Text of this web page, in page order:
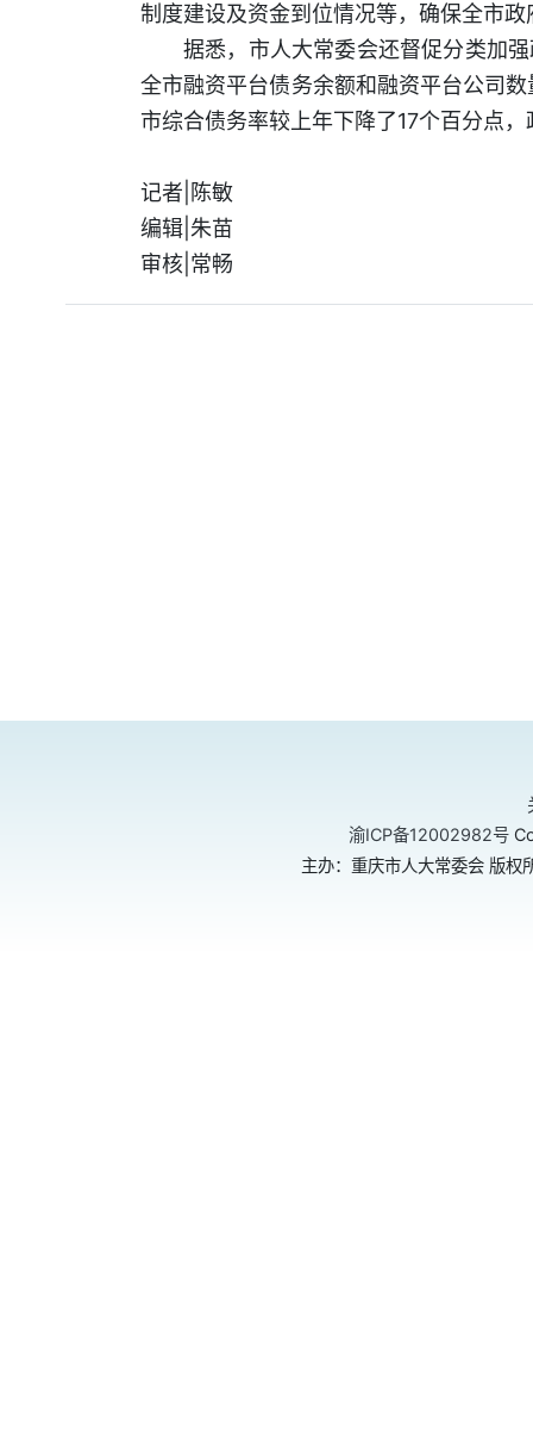
制度建设及资金到位情况等，确保全市
据悉，市人大常委会还督促分类加
全市融资平台债务余额和融资平台公司
市综合债务率较上年下降了17个百分点
记者|陈敏
编辑|朱苗
审核|常畅
渝ICP备12002982号
主办：重庆市人大常委会 版